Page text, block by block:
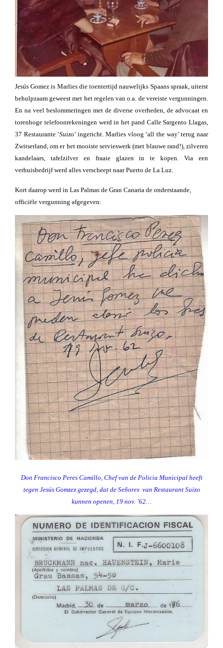
Jesús Gomez is Marlies die toentertijd nauwelijks Spaans spraak, uiterst
behulpzaam geweest met het regelen van o.a. de vereiste vergunningen.
En na veel beslommeringen met de diverse overheden, de advocaat en
torenhoge telefoonrekeningen werd in het pand Calle Sargento Llagas,
37 Restaurante ‘Suizo’ ingericht. Marlies vloog ‘all the way’ terug naar
Zwitserland, om er het mooiste servieswerk (met blauwe rand!), zilveren
kandelaars, tafelzilver en fraaie glazen in te kopen. Via een
verhuisbedrijf werd alles verscheept naar Puerto de La Luz.
Kort daarop werd in Las Palmas de Gran Canaria de onderstaande,
officiële vergunning afgegeven:
Don Francisco Peres Camillo, Chef van de Policia Municipal heeft
tegen Jesús Gomzez gezegd, dat de Señores van Restaurant Suizo
kunnen openen, 19 nov. ’62…